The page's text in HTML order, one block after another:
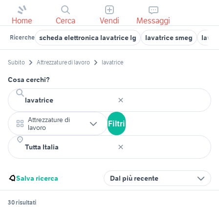
Home Cerca Vendi Messaggi
Ricerche scheda elettronica lavatrice lg lavatrice smeg
Subito Attrezzature di lavoro lavatrice
Cosa cerchi?
Attrezzature di
lavoro
Filtri
Salva ricerca Dal più recente
30 risultati